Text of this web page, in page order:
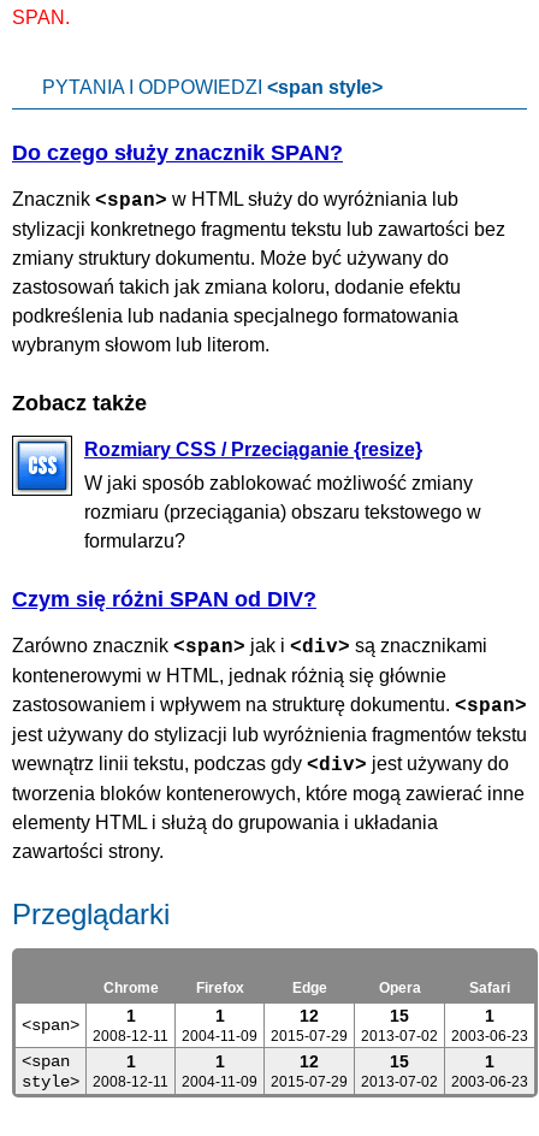
SPAN.
PYTANIA I ODPOWIEDZI <span style>
Do czego służy znacznik SPAN?
Znacznik <span> w HTML służy do wyróżniania lub
stylizacji konkretnego fragmentu tekstu lub zawartości bez
zmiany struktury dokumentu. Może być używany do
zastosowań takich jak zmiana koloru, dodanie efektu
podkreślenia lub nadania specjalnego formatowania
wybranym słowom lub literom.
Zobacz także
Rozmiary CSS / Przeciąganie {resize}
W jaki sposób zablokować możliwość zmiany
rozmiaru (przeciągania) obszaru tekstowego w
formularzu?
Czym się różni SPAN od DIV?
Zarówno znacznik <span> jak i <div> są znacznikami
kontenerowymi w HTML, jednak różnią się głównie
zastosowaniem i wpływem na strukturę dokumentu. <span>
jest używany do stylizacji lub wyróżnienia fragmentów tekstu
wewnątrz linii tekstu, podczas gdy <div> jest używany do
tworzenia bloków kontenerowych, które mogą zawierać inne
elementy HTML i służą do grupowania i układania
zawartości strony.
Przeglądarki
Chrome Firefox Edge Opera Safari
<span> 1
2008-12-11
1
2004-11-09
12
2015-07-29
15
2013-07-02
1
2003-06-23
<span
style>
1
2008-12-11
1
2004-11-09
12
2015-07-29
15
2013-07-02
1
2003-06-23